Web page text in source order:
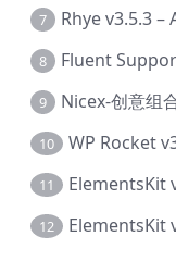
7
8
9 Nicex-创意组
10
11 ElementsKit
12 ElementsKit